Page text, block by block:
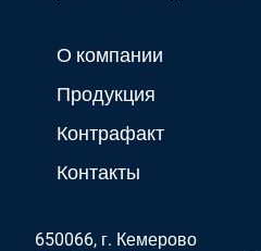
О компании
Продукция
Контрафакт
Контакты
650066, г. Кемерово